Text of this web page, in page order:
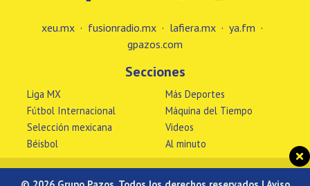
xeu.mx · fusionradio.mx · lafiera.mx · ya.fm ·
gpazos.com
Secciones
Liga MX
Fútbol Internacional
Selección mexicana
Béisbol
Más Deportes
Máquina del Tiempo
Videos
Al minuto